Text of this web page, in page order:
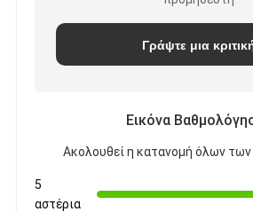
Γράψτε μια
Εικόνα
Ακολουθεί η κατανομή όλων
5
αστέρια